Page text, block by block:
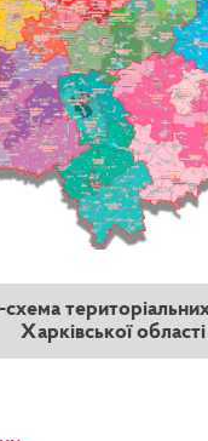
Харківської області